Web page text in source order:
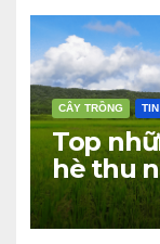
CÂY TRỒNG
Top
hè thu
nay